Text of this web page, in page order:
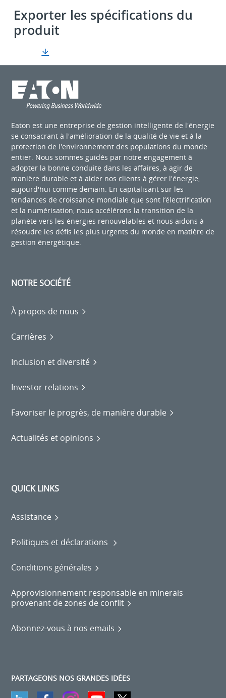
Exporter les spécifications du
produit
Eaton est une entreprise de gestion intelligente de l'énergie
se consacrant à l'amélioration de la qualité de vie et à la
protection de l'environnement des populations du monde
entier. Nous sommes guidés par notre engagement à
adopter la bonne conduite dans les affaires, à agir de
manière durable et à aider nos clients à gérer l'énergie,
aujourd'hui comme demain. En capitalisant sur les
tendances de croissance mondiale que sont l’électrification
et la numérisation, nous accélérons la transition de la
planète vers les énergies renouvelables et nous aidons à
résoudre les défis les plus urgents du monde en matière de
gestion énergétique.
NOTRE SOCIÉTÉ
À propos de nous
Carrières
Inclusion et diversité
Investor relations
Favoriser le progrès, de manière durable
Actualités et opinions
QUICK LINKS
Assistance
Politiques et déclarations
Conditions générales
Approvisionnement responsable en minerais
provenant de zones de conflit
Abonnez-vous à nos emails
PARTAGEONS NOS GRANDES IDÉES